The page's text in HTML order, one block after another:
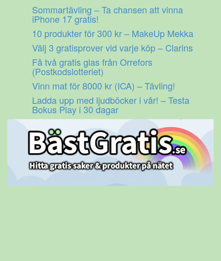
Sommartävling – Ta chansen att vinna
iPhone 17 gratis!
10 produkter för 300 kr – MakeUp Mekka
Välj 3 gratisprover vid varje köp – Clarins
Få två gratis glas från Orrefors
(Postkodslotteriet)
Vinn mat för 8000 kr (ICA) – Tävling!
Ladda upp med ljudböcker i vår! – Testa
Bokus Play i 30 dagar